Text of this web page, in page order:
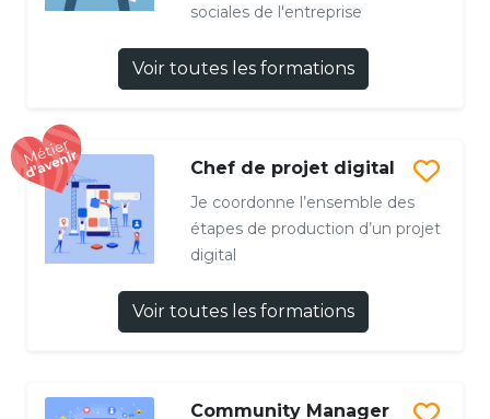
sociales de l'entreprise
Voir toutes les formations
Chef de projet digital
Je coordonne l’ensemble des
étapes de production d’un projet
digital
Voir toutes les formations
Community Manager